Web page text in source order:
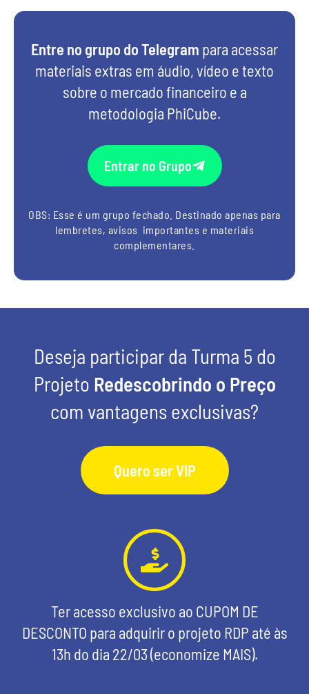
Entre no grupo do Telegram para acessar
materiais extras em áudio, vídeo e texto
sobre o mercado financeiro e a
metodologia PhiCube.
Entrar no Grupo
OBS: Esse é um grupo fechado. Destinado apenas para
lembretes, avisos importantes e materiais
complementares.
Deseja participar da Turma 5 do
Projeto Redescobrindo o Preço
com vantagens exclusivas?
Quero ser VIP
Ter acesso exclusivo ao CUPOM DE
DESCONTO para adquirir o projeto RDP até às
13h do dia 22/03 (economize MAIS).